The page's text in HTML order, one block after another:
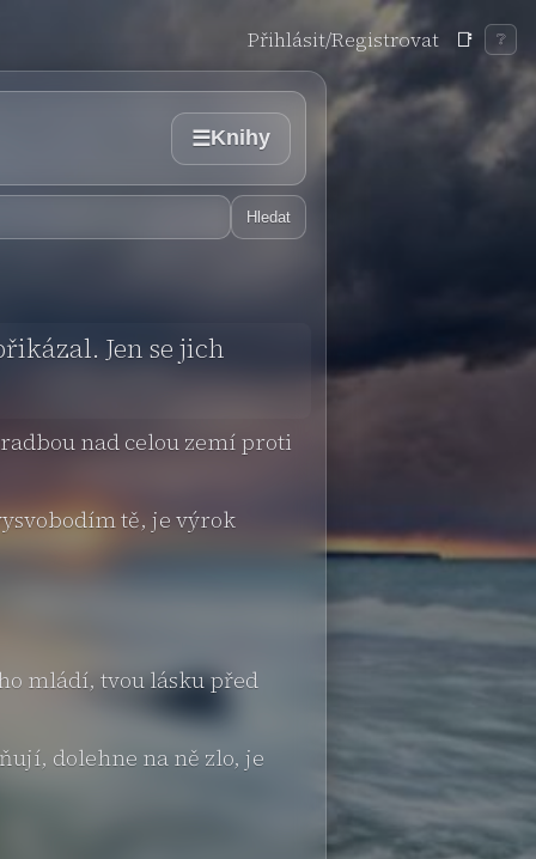
Přihlásit/Registrovat 📑 ❔
☰Knihy
Hledat
Jen se jich
nad celou zemí proti
tě, je výrok
mládí, tvou lásku před
dolehne na ně zlo, je